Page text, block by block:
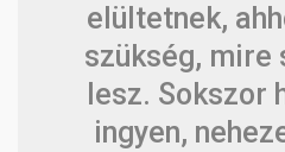
elültetnek,
szükség, mire
lesz. Sokszor
ingyen,